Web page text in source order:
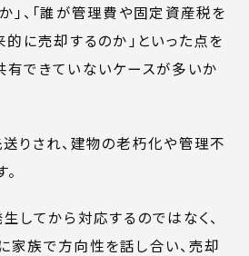
」、「誰が管理費や固定資産税を
的に売却するのか」といった点を
有できていないケースが多いか
りされ、建物の老朽化や管理不
してから対応するのではなく、
家族で方向性を話し合い、売却